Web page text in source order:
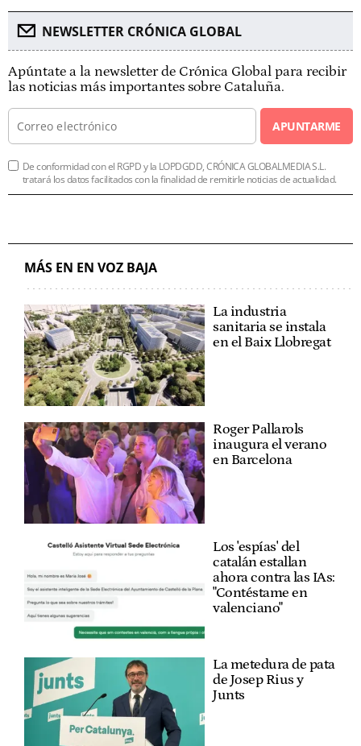
NEWSLETTER CRÓNICA GLOBAL
Apúntate a la newsletter de Crónica Global para recibir
las noticias más importantes sobre Cataluña.
APUNTARME
De conformidad con el RGPD y la LOPDGDD, CRÓNICA GLOBALMEDIA S.L.
tratará los datos facilitados con la finalidad de remitirle noticias de actualidad.
MÁS EN EN VOZ BAJA
La industria
sanitaria se instala
en el Baix Llobregat
Roger Pallarols
inaugura el verano
en Barcelona
Los 'espías' del
catalán estallan
ahora contra las IAs:
"Contéstame en
valenciano"
La metedura de pata
de Josep Rius y
Junts